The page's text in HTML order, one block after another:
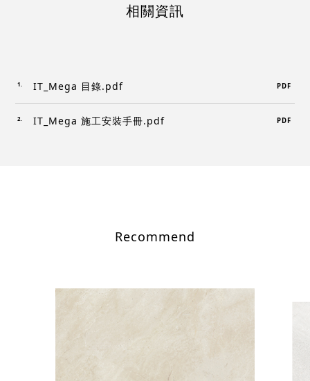
相關資訊
IT_Mega 目錄.pdf PDF
IT_Mega 施工安裝手冊.pdf PDF
Recommend